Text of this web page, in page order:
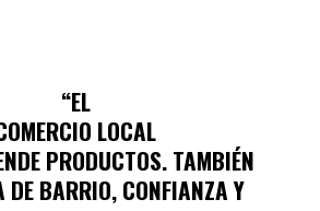
“EL
LOCAL
PRODUCTOS. TAMBIÉN
DE BARRIO, CONFIANZA Y